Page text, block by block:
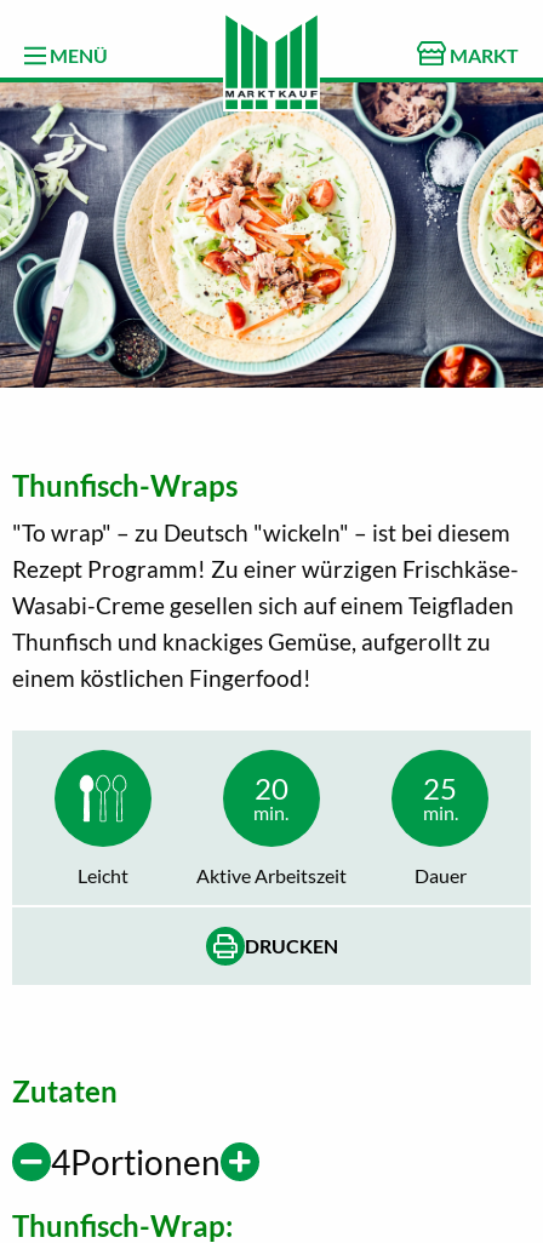
MENÜ MARKT
Thunfisch-Wraps
"To wrap" – zu Deutsch "wickeln" – ist bei diesem
Rezept Programm! Zu einer würzigen Frischkäse-
Wasabi-Creme gesellen sich auf einem Teigfladen
Thunfisch und knackiges Gemüse, aufgerollt zu
einem köstlichen Fingerfood!
Leicht
20
min.
Aktive Arbeitszeit
25
min.
Dauer
DRUCKEN
Zutaten
4Portionen
Thunfisch-Wrap: